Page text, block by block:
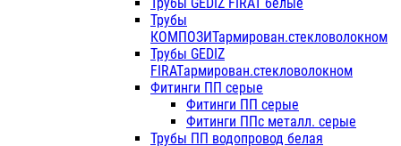
Трубы
КОМПОЗИТармирован.стекловолокном
Трубы GEDIZ
FIRATармирован.стекловолокном
Фитинги ПП серые
Фитинги ПП серые
Фитинги ППс металл. серые
Трубы ПП водопровод белая